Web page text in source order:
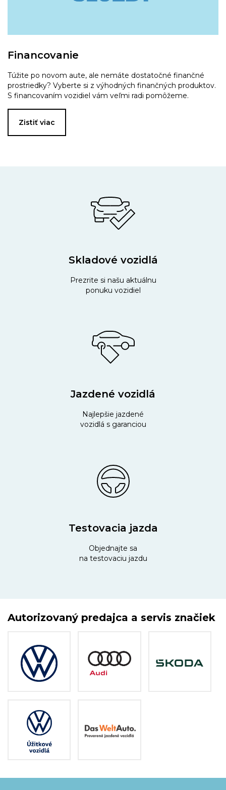
Financovanie
Túžite po novom aute, ale nemáte dostatočné finančné
prostriedky? Vyberte si z výhodných finančných produktov.
S financovaním vozidiel vám veľmi radi pomôžeme.
Zistiť viac
Skladové vozidlá
Prezrite si našu aktuálnu
ponuku vozidiel
Jazdené vozidlá
Najlepšie jazdené
vozidlá s garanciou
Testovacia jazda
Objednajte sa
na testovaciu jazdu
Autorizovaný predajca a servis značiek